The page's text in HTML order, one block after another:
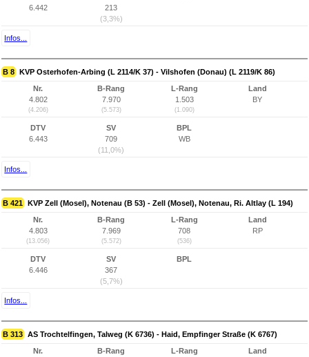
6.442
213
(3,3%)
Infos...
B 8 KVP Osterhofen-Arbing (L 2114/K 37) - Vilshofen (Donau) (L 2119/K 86)
Nr.
4.802
(4.206)
B-Rang
7.970
(5.573)
L-Rang
1.503
(1.090)
Land
BY
DTV
6.443
SV
709
(11,0%)
BPL
WB
Infos...
B 421 KVP Zell (Mosel), Notenau (B 53) - Zell (Mosel), Notenau, Ri. Altlay (L 194)
Nr.
4.803
(13.056)
B-Rang
7.969
(5.572)
L-Rang
708
(536)
Land
RP
DTV
6.446
SV
367
(5,7%)
BPL
Infos...
B 313 AS Trochtelfingen, Talweg (K 6736) - Haid, Empfinger Straße (K 6767)
Nr.
B-Rang
L-Rang
Land